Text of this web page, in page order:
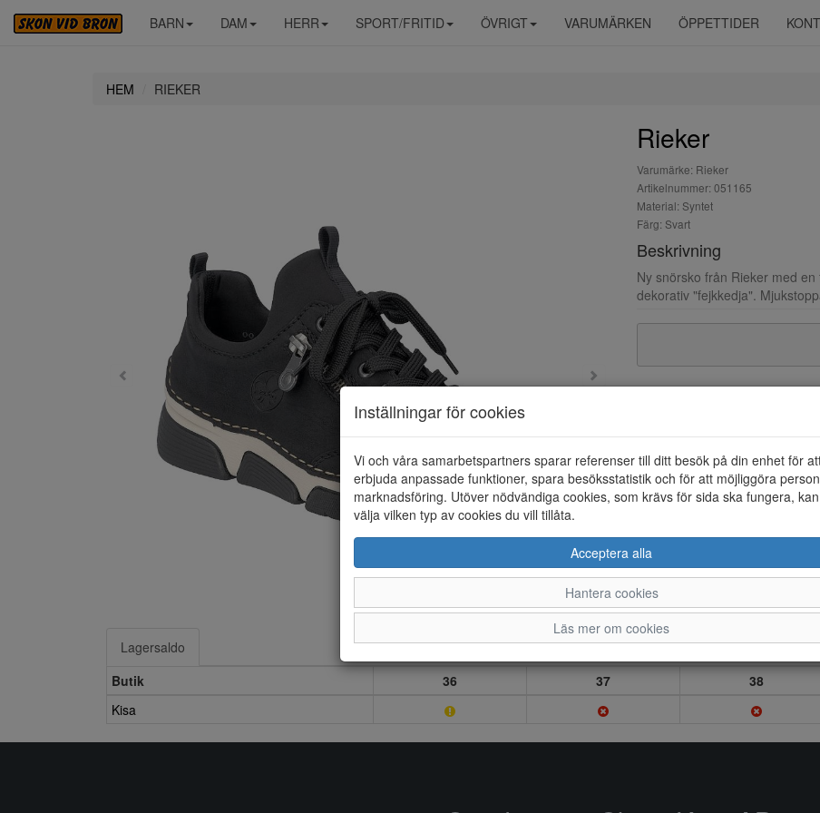
BARN DAM HERR SPORT/FRITID ÖVRIGT VARUMÄRKEN ÖPPETTIDER
HEM RIEKER
Rieker
Varumärke: Rieker
Artikelnummer: 051165
Material: Syntet
Färg: Svart
Beskrivning
Ny snörsko från Rieker med
dekorativ "fejkkedja".
Lagersaldo
Butik
36 37 38
Kisa
Inställningar för cookies
Vi och våra samarbetspartners sparar referenser till ditt besök på din enhet för
erbjuda anpassade funktioner, spara besöksstatistik och för att möjliggöra
marknadsföring. Utöver nödvändiga cookies, som krävs för sida ska fungera,
välja vilken typ av cookies du vill tillåta.
Acceptera alla
Hantera cookies
Läs mer om cookies